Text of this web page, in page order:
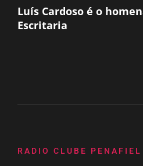
Luís Cardoso é o
Escritaria
RADIO CLUBE PENAFIEL